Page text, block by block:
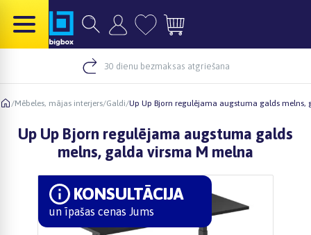
30 dienu bezmaksas atgriešana
/Mēbeles, mājas interjers/Galdi/Up Up Bjorn regulējama augstuma galds melns,
Up Up Bjorn regulējama augstuma galds
melns, galda virsma M melna
KONSULTĀCIJA
un īpašas cenas Jums